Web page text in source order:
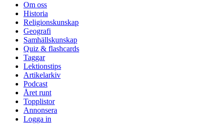
Om oss
Historia
Religionskunskap
Geografi
Samhällskunskap
Quiz & flashcards
Taggar
Lektionstips
Artikelarkiv
Podcast
Året runt
Topplistor
Annonsera
Logga in